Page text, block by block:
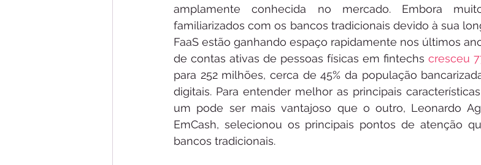
amplamente conhecida no mercado. Embora
familiarizados com os bancos tradicionais devido à sua
FaaS estão ganhando espaço rapidamente nos últimos
de contas ativas de pessoas físicas em fintechs cresceu
para 252 milhões, cerca de 45% da população
digitais. Para entender melhor as principais
um pode ser mais vantajoso que o outro, Leonardo
EmCash, selecionou os principais pontos de atenção
bancos tradicionais.